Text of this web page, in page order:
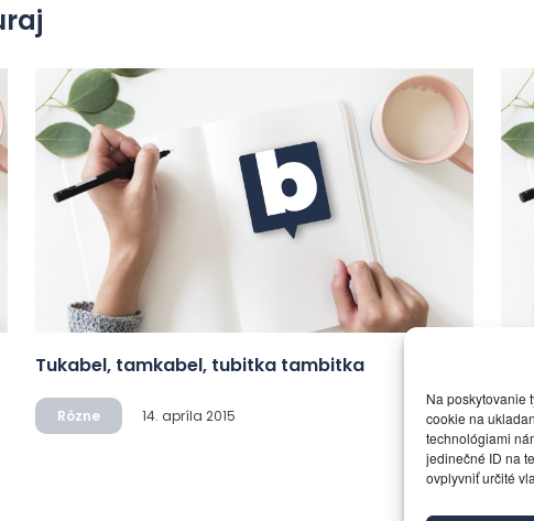
Na poskytovanie
cookie na
technológiami
jedinečné ID na
ovplyvniť určité
Tukabel, tamkabel, tubitka tambitka
Rôzne 14. apríla 2015